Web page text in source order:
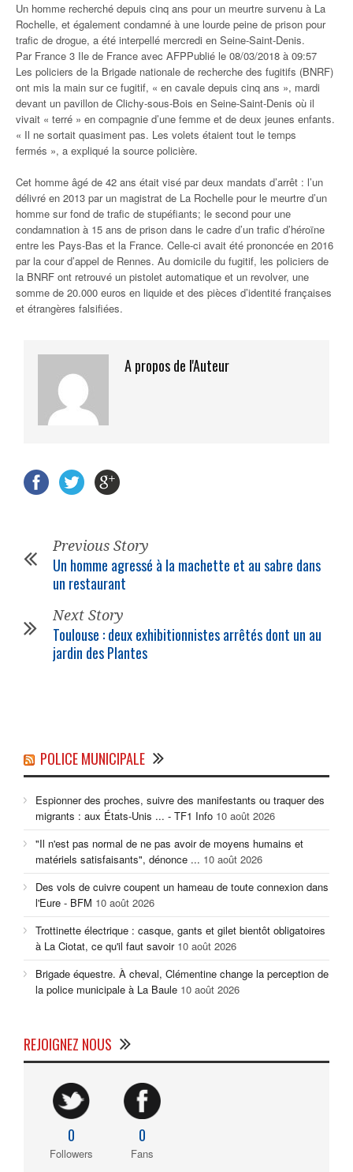
Un homme recherché depuis cinq ans pour un meurtre survenu à La
Rochelle, et également condamné à une lourde peine de prison pour
trafic de drogue, a été interpellé mercredi en Seine-Saint-Denis.
Par France 3 Ile de France avec AFPPublié le 08/03/2018 à 09:57
Les policiers de la Brigade nationale de recherche des fugitifs (BNRF)
ont mis la main sur ce fugitif, « en cavale depuis cinq ans », mardi
devant un pavillon de Clichy-sous-Bois en Seine-Saint-Denis où il
vivait « terré » en compagnie d’une femme et de deux jeunes enfants.
« Il ne sortait quasiment pas. Les volets étaient tout le temps
fermés », a expliqué la source policière.
Cet homme âgé de 42 ans était visé par deux mandats d’arrêt : l’un
délivré en 2013 par un magistrat de La Rochelle pour le meurtre d’un
homme sur fond de trafic de stupéfiants; le second pour une
condamnation à 15 ans de prison dans le cadre d’un trafic d’héroïne
entre les Pays-Bas et la France. Celle-ci avait été prononcée en 2016
par la cour d’appel de Rennes. Au domicile du fugitif, les policiers de
la BNRF ont retrouvé un pistolet automatique et un revolver, une
somme de 20.000 euros en liquide et des pièces d’identité françaises
et étrangères falsifiées.
A propos de l'Auteur
Previous Story
Un homme agressé à la machette et au sabre dans
un restaurant
Next Story
Toulouse : deux exhibitionnistes arrêtés dont un au
jardin des Plantes
POLICE MUNICIPALE
Espionner des proches, suivre des manifestants ou traquer des
migrants : aux États-Unis ... - TF1 Info 10 août 2026
"Il n'est pas normal de ne pas avoir de moyens humains et
matériels satisfaisants", dénonce ... 10 août 2026
Des vols de cuivre coupent un hameau de toute connexion dans
l'Eure - BFM 10 août 2026
Trottinette électrique : casque, gants et gilet bientôt obligatoires
à La Ciotat, ce qu'il faut savoir 10 août 2026
Brigade équestre. À cheval, Clémentine change la perception de
la police municipale à La Baule 10 août 2026
REJOIGNEZ NOUS
0
Followers
0
Fans